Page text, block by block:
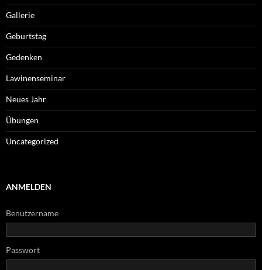
Gallerie
Geburtstag
Gedenken
Lawinenseminar
Neues Jahr
Übungen
Uncategorized
ANMELDEN
Benutzername
Passwort